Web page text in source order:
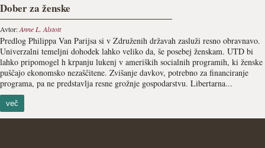
Dober za ženske
Avtor:Anne L. Alstott
Predlog Philippa Van Parijsa si v Združenih državah zasluži resno obravnavo.
Univerzalni temeljni dohodek lahko veliko da, še posebej ženskam. UTD bi
lahko pripomogel h krpanju lukenj v ameriških socialnih programih, ki ženske
puščajo ekonomsko nezaščitene. Zvišanje davkov, potrebno za financiranje
programa, pa ne predstavlja resne grožnje gospodarstvu. Libertarna...
več